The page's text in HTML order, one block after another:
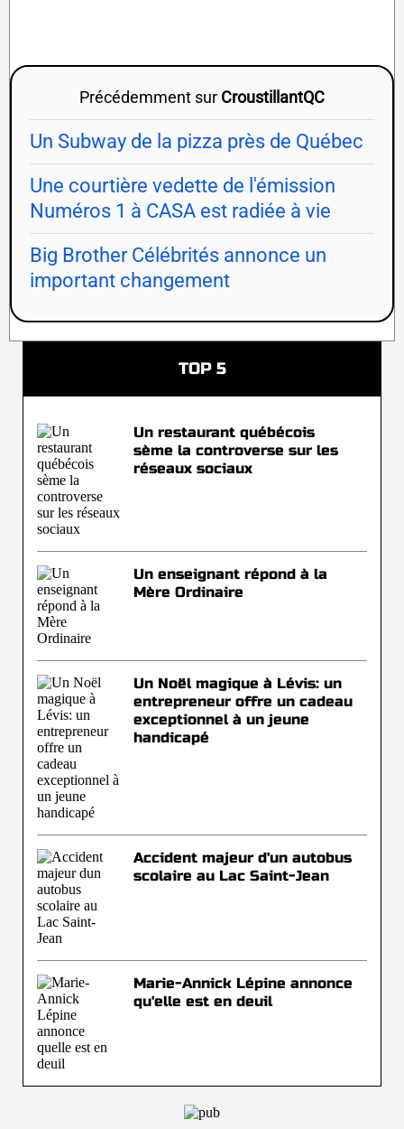
Précédemment sur CroustillantQC
Un Subway de la pizza près de Québec
Une courtière vedette de l'émission
Numéros 1 à CASA est radiée à vie
Big Brother Célébrités annonce un
important changement
TOP 5
Un restaurant québécois
sème la controverse sur les
réseaux sociaux
Un enseignant répond à la
Mère Ordinaire
Un Noël magique à Lévis: un
entrepreneur offre un cadeau
exceptionnel à un jeune
handicapé
Accident majeur d'un autobus
scolaire au Lac Saint-Jean
Marie-Annick Lépine annonce
qu'elle est en deuil